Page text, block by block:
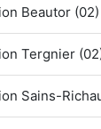
Beautor (02)
Tergnier
Sains-